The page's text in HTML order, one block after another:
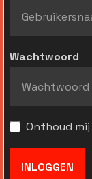
Wachtwoord
Onthoud mij
INLOGGEN